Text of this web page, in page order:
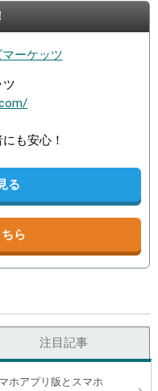
ツ
も安心！
る
ら
注目記事
ホアプリ版とスマホ